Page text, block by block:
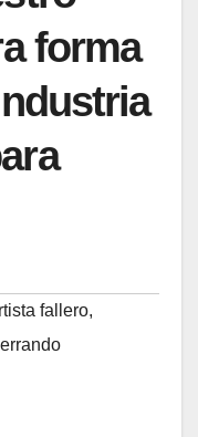
forma
fallero,